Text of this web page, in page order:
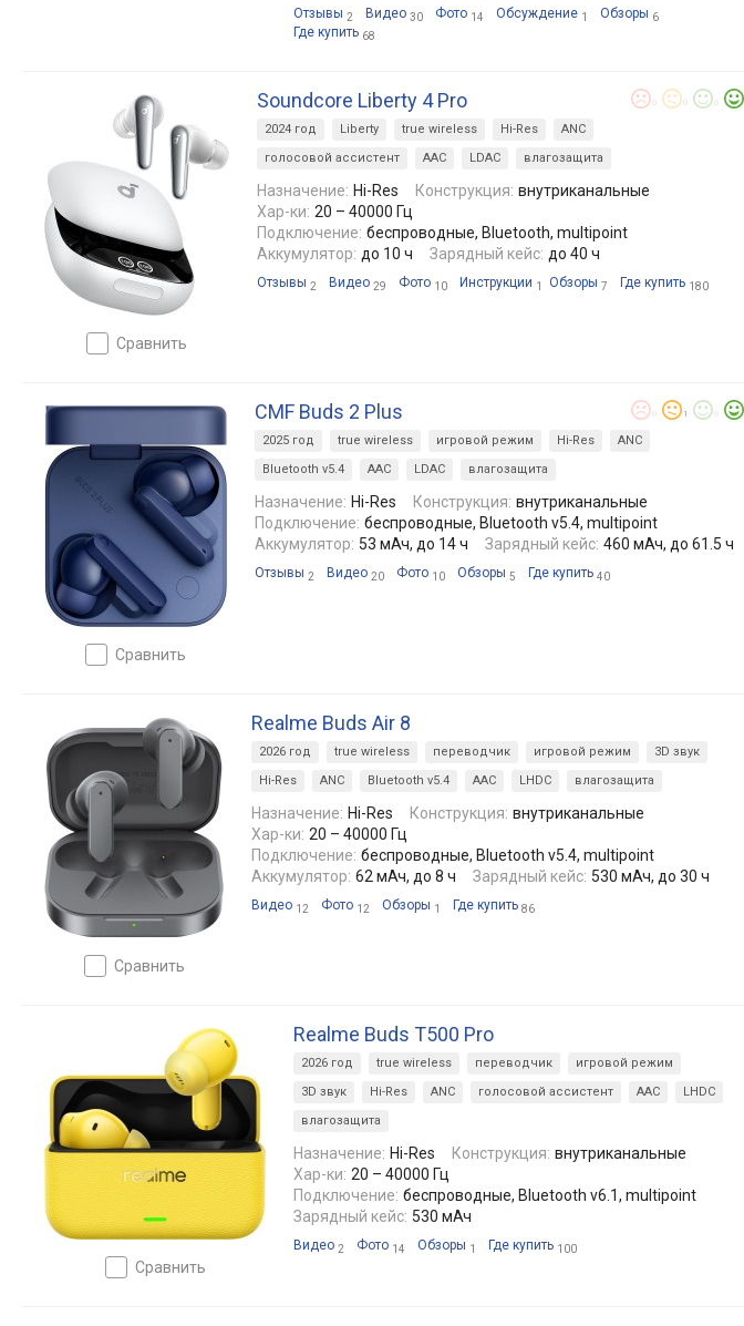
Отзывы 2 Видео 30 Фото 14 Обсуждение 1 Обзоры 6
Где купить 68
сравнить
Soundcore Liberty 4 Pro
2024 год Liberty true wireless Hi-Res
ANC
голосовой ассистент
AAC LDAC влагозащита
Назначение: Hi-Res Конструкция: внутриканальные
Хар-ки: 20 – 40000 Гц
Подключение: беспроводные, Bluetooth, multipoint
Аккумулятор: до 10 ч Зарядный кейс: до 40 ч
Отзывы 2 Видео 29 Фото 10 Инструкции 1 Обзоры 7 Где купить 180
сравнить
CMF Buds 2 Plus 1
2025 год true wireless игровой режим Hi-Res
ANC
Bluetooth v5.4
AAC LDAC влагозащита
Назначение: Hi-Res Конструкция: внутриканальные
Подключение: беспроводные, Bluetooth v5.4, multipoint
Аккумулятор: 53 мАч, до 14 ч Зарядный кейс: 460 мАч, до 61.5 ч
Отзывы 2 Видео 20 Фото 10 Обзоры 5 Где купить 40
сравнить
Realme Buds Air 8
2026 год true wireless переводчик игровой режим
3D звук
Hi-Res
ANC Bluetooth v5.4 AAC LHDC влагозащита
Назначение: Hi-Res Конструкция: внутриканальные
Хар-ки: 20 – 40000 Гц
Подключение: беспроводные, Bluetooth v5.4, multipoint
Аккумулятор: 62 мАч, до 8 ч Зарядный кейс: 530 мАч, до 30 ч
Видео 12 Фото 12 Обзоры 1 Где купить 86
сравнить
Realme Buds T500 Pro
2026 год true wireless переводчик
игровой режим
3D звук
Hi-Res ANC голосовой ассистент AAC
LHDC
влагозащита
Назначение: Hi-Res Конструкция: внутриканальные
Хар-ки: 20 – 40000 Гц
Подключение: беспроводные, Bluetooth v6.1, multipoint
Зарядный кейс: 530 мАч
Видео 2 Фото 14 Обзоры 1 Где купить 100